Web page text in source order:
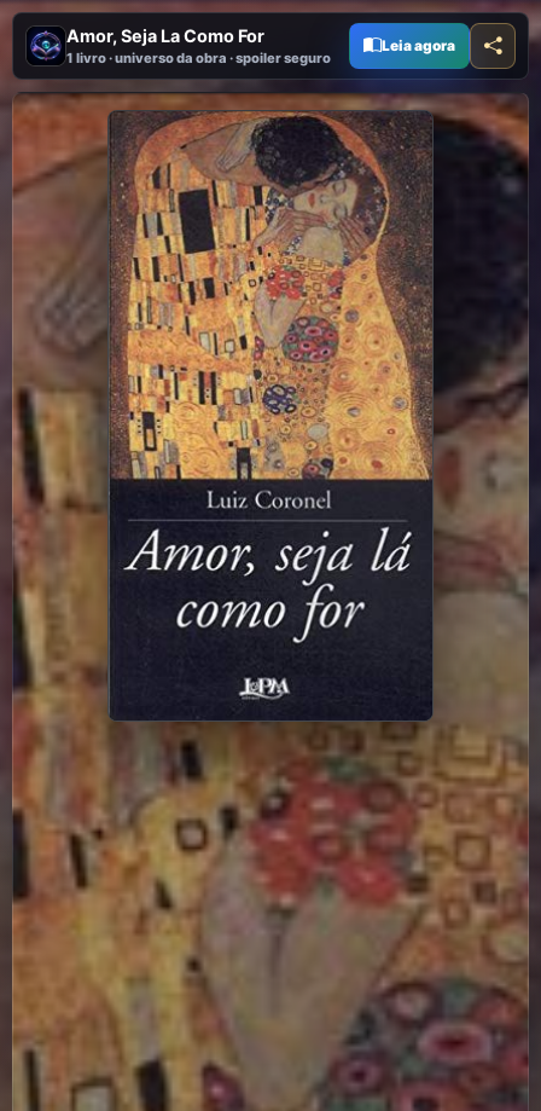
Amor, Seja La Como For
1 livro · universo da obra · spoiler seguro
Leia agora